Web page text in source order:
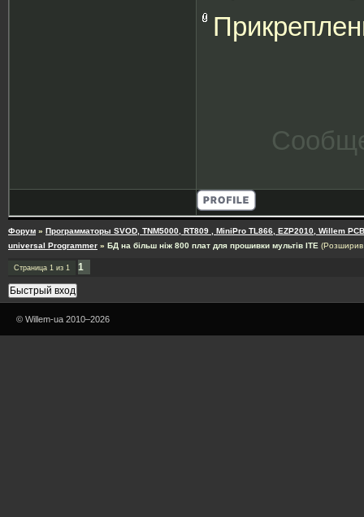
Форум » Программаторы SVOD, TNM5000, RT809 , MiniPro TL866, EZP2010, Willem
universal Programmer » БД на більш ніж 800 плат для прошивки мультів ITE (Розширив
Страница 1 из 1 1
© Willem-ua 2010–2026